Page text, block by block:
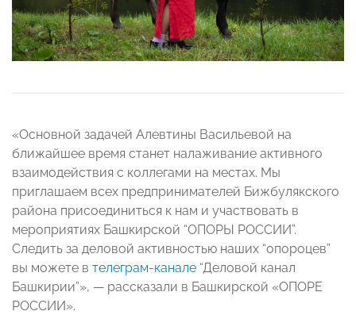
«Основной задачей Алевтины Васильевой на
ближайшее время станет налаживание активного
взаимодействия с коллегами на местах. Мы
приглашаем всех предпринимателей Бижбулякского
района присоединиться к нам и участвовать в
мероприятиях Башкирской “ОПОРЫ РОССИИ”.
Следить за деловой активностью наших “опороцев”
вы можете в телеграм-канале “Деловой канал
Башкирии”», — рассказали в Башкирской «ОПОРЕ
РОССИИ».